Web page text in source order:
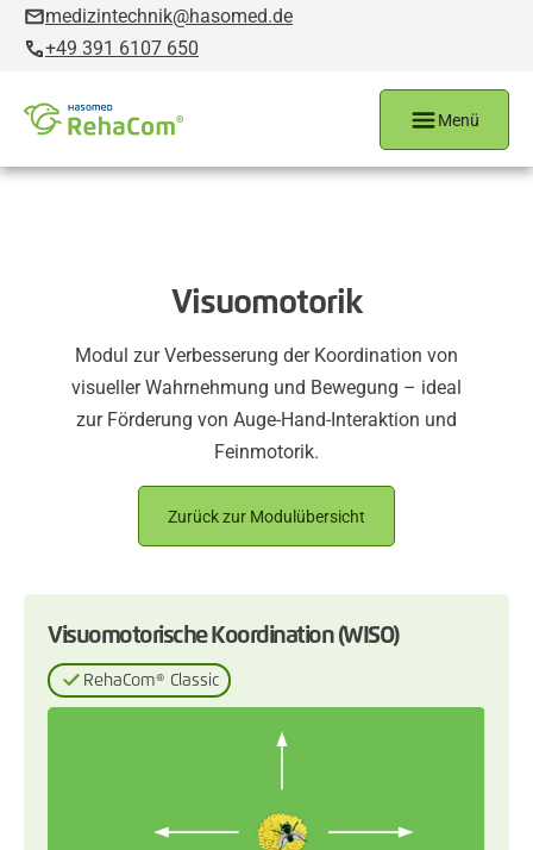
medizintechnik@hasomed.de
+49 391 6107 650
Menü
Visuomotorik
Modul zur Verbesserung der Koordination von
visueller Wahrnehmung und Bewegung – ideal
zur Förderung von Auge-Hand-Interaktion und
Feinmotorik.
Zurück zur Modulübersicht
Visuomotorische Koordination (WISO)
RehaCom® Classic